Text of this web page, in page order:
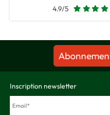
4.9/5
Inscription newsletter